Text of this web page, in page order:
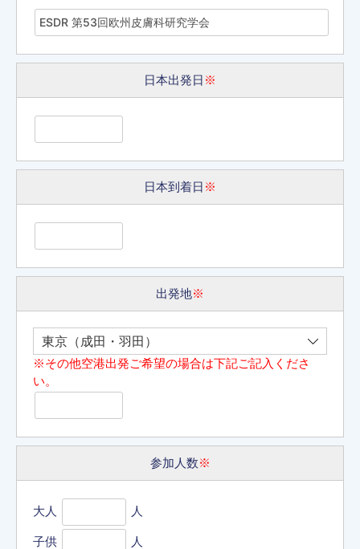
日本出発日 ※
日本到着日 ※
出発地※
※その他空港出発ご希望の場合は下記ご記入くださ
い。
参加人数※
大人 人
子供 人